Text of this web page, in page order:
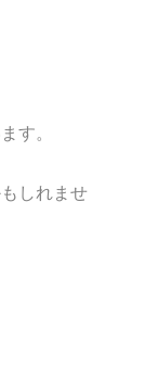
す。
しれませ